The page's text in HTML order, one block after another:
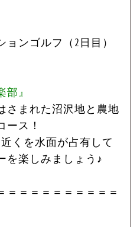
ンゴルフ（2日目）
』
さまれた沼沢地と農地
ース！
くを水面が占有して
を楽しみましょう♪
＝＝＝＝＝＝＝＝＝＝